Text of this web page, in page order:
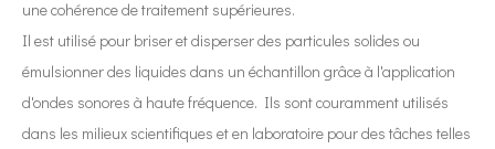
une cohérence de traitement supérieures.
Il est utilisé pour briser et disperser des particules solides ou
émulsionner des liquides dans un échantillon grâce à l'application
d'ondes sonores à haute fréquence. Ils sont couramment utilisés
dans les milieux scientifiques et en laboratoire pour des tâches telles